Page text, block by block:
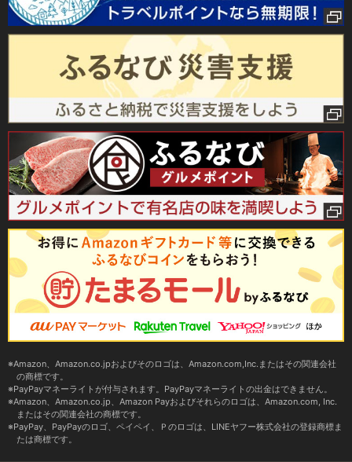
Amazon、Amazon.co.jpおよびそのロゴは、Amazon.com,Inc.またはその関連会社
の商標です。
PayPayマネーライトが付与されます。PayPayマネーライトの出金はできません。
Amazon、Amazon.co.jp、Amazon Payおよびそれらのロゴは、Amazon.com, Inc.
またはその関連会社の商標です。
PayPay、PayPayのロゴ、ペイペイ、Ｐのロゴは、LINEヤフー株式会社の登録商標ま
たは商標です。